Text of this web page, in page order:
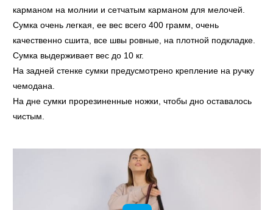
карманом на молнии и сетчатым карманом для мелочей.
Сумка очень легкая, ее вес всего 400 грамм, очень
качественно сшита, все швы ровные, на плотной подкладке.
Сумка выдерживает вес до 10 кг.
На задней стенке сумки предусмотрено крепление на ручку
чемодана.
На дне сумки прорезиненные ножки, чтобы дно оставалось
чистым.